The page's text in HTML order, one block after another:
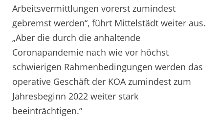
Arbeitsvermittlungen vorerst zumindest
gebremst werden“, führt Mittelstädt weiter aus.
„Aber die durch die anhaltende
Coronapandemie nach wie vor höchst
schwierigen Rahmenbedingungen werden das
operative Geschäft der KOA zumindest zum
Jahresbeginn 2022 weiter stark
beeinträchtigen.“